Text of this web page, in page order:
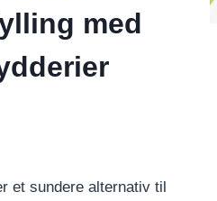
med
et sundere alternativ til